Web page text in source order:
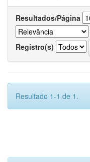
Resultados/Página
Registro(s)
Resultado 1-1 de 1.